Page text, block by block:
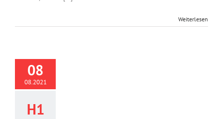
Weiterlesen
08
08.2021
H1